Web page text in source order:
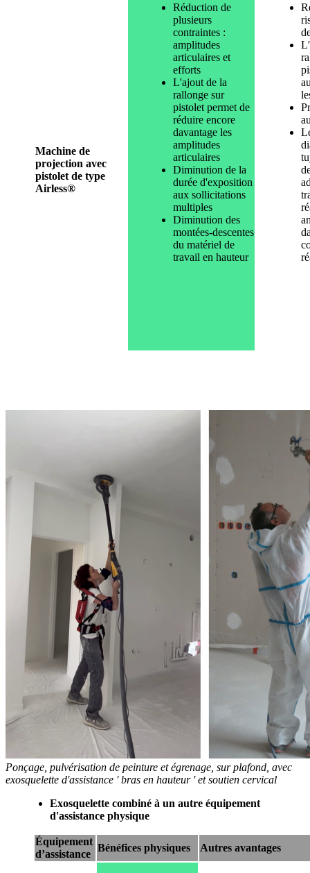
Machine de
projection avec
pistolet de type
Airless®
Réduction de
plusieurs
contraintes :
amplitudes
articulaires et
efforts
L'ajout de la
rallonge sur
pistolet permet de
réduire encore
davantage les
amplitudes
articulaires
Diminution de la
durée d'exposition
aux sollicitations
multiples
Diminution des
montées-descentes
du matériel de
travail en hauteur
Ponçage, pulvérisation de peinture et égrenage, sur plafond, avec
exosquelette d'assistance ' bras en hauteur ' et soutien cervical
Exosquelette combiné à un autre équipement
d'assistance physique
Équipement
d’assistance
Bénéfices physiques Autres avantages